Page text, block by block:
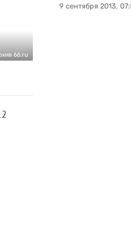
66.ru
9 сентября 2013,